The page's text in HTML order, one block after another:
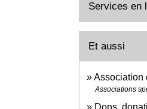
Services en
Et aussi
Association
Associations